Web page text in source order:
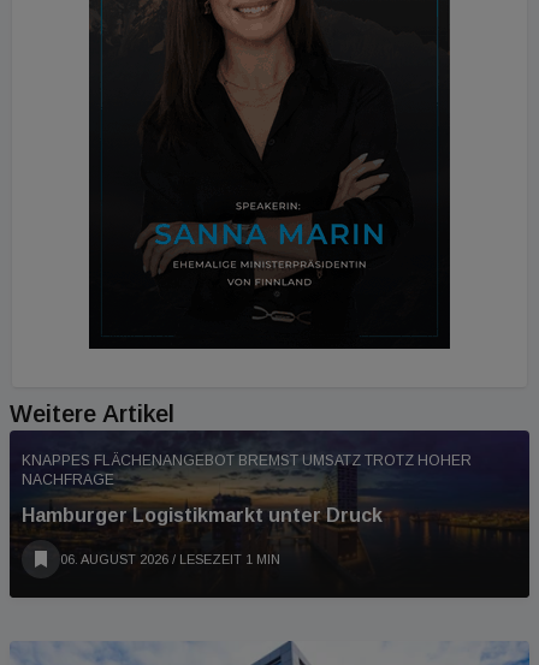
Weitere Artikel
KNAPPES FLÄCHENANGEBOT BREMST UMSATZ TROTZ HOHER
NACHFRAGE
Hamburger Logistikmarkt unter Druck
06. AUGUST 2026 / LESEZEIT 1 MIN